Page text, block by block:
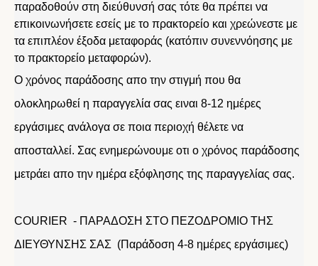
παραδοθούν στη διεύθυνσή σας τότε θα πρέπει να
επικοινωνήσετε εσείς με το πρακτορείο και χρεώνεστε με
τα επιπλέον έξοδα μεταφοράς (κατόπιν συνεννόησης με
το πρακτορείο μεταφορών).
Ο χρόνος παράδοσης απο την στιγμή που θα
ολοκληρωθεί η παραγγελία σας ειναι 8-12 ημέρες
εργάσιμες ανάλογα σε ποια περιοχή θέλετε να
αποσταλλεί. Σας ενημερώνουμε οτι ο χρόνος παράδοσης
μετράει απο την ημέρα εξόφλησης της παραγγελίας σας.
COURIER - ΠΑΡΑΔΟΣΗ ΣΤΟ ΠΕΖΟΔΡΟΜΙΟ ΤΗΣ
ΔΙΕΥΘΥΝΣΗΣ ΣΑΣ (Παράδοση 4-8 ημέρες εργάσιμες)